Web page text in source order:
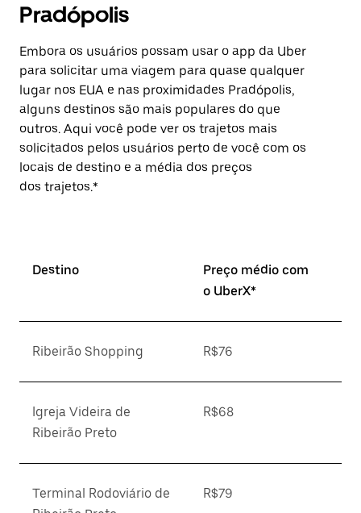
Pradópolis
Embora os usuários possam usar o app da Uber
para solicitar uma viagem para quase qualquer
lugar nos EUA e nas proximidades Pradópolis,
alguns destinos são mais populares do que
outros. Aqui você pode ver os trajetos mais
solicitados pelos usuários perto de você com os
locais de destino e a média dos preços
dos trajetos.*
Destino
Preço médio com
o UberX*
Ribeirão Shopping R$76
Igreja Videira de
Ribeirão Preto
R$68
Terminal Rodoviário de
R$79